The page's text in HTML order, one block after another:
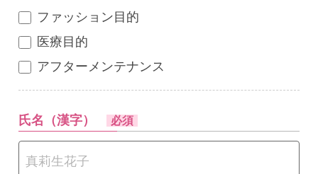
ファッション目的
医療目的
アフターメンテナンス
氏名（漢字） 必須